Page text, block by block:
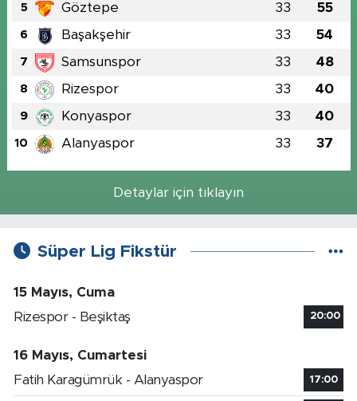
5 Göztepe 33 55
6 Başakşehir 33 54
7 Samsunspor 33 48
8 Rizespor 33 40
9 Konyaspor 33 40
10 Alanyaspor 33 37
Detaylar için tıklayın
Süper Lig Fikstür
15 Mayıs, Cuma
Rizespor - Beşiktaş
20:00
16 Mayıs, Cumartesi
Fatih Karagümrük - Alanyaspor
17:00